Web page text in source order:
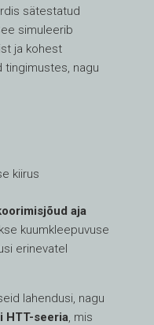
sätestatud
simuleerib
ja kohest
tingimustes, nagu
kiirus
aja
kuumkleepuvuse
erinevatel
lahendusi, nagu
HTT-seeria , mis